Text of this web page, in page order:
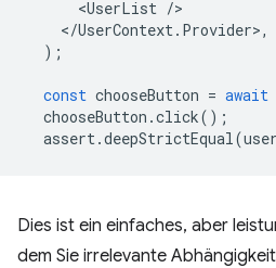
<UserList /
</UserContext.Provider>,
);
const chooseButton = await
chooseButton .click();
assert .deepStrictEqual (
Dies ist ein einfaches, aber
dem Sie irrelevante